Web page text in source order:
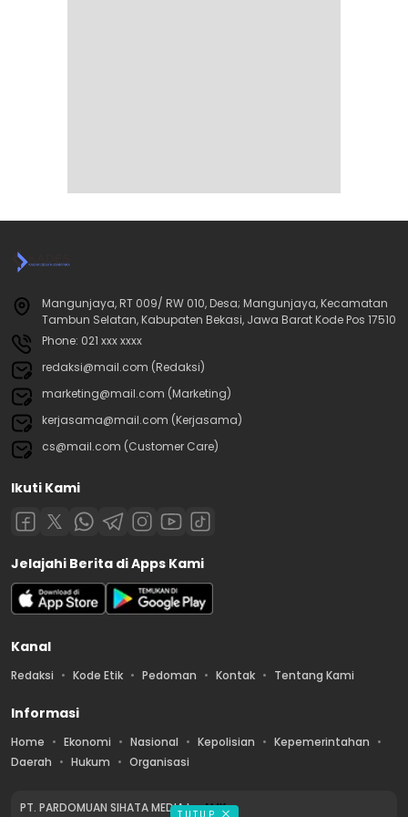
Mangunjaya, RT 009/ RW 010, Desa; Mangunjaya, Kecamatan
Tambun Selatan, Kabupaten Bekasi, Jawa Barat Kode Pos 17510
Phone: 021 xxx xxxx
redaksi@mail.com (Redaksi)
marketing@mail.com (Marketing)
kerjasama@mail.com (Kerjasama)
cs@mail.com (Customer Care)
Ikuti Kami
Jelajahi Berita di Apps Kami
Kanal
Redaksi Kode Etik Pedoman Kontak Tentang Kami
Informasi
Home Ekonomi Nasional Kepolisian
Kepemerintahan
Daerah
Hukum Organisasi
PT. PARDOMUAN SIHATA MEDIA byAMK